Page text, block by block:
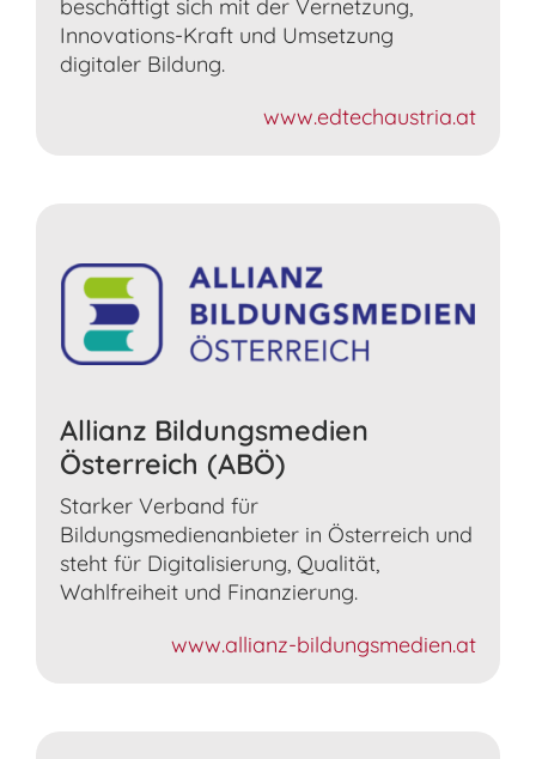
beschäftigt sich mit der Vernetzung,
Innovations-Kraft und Umsetzung
digitaler Bildung.
www.edtechaustria.at
Allianz Bildungsmedien
Österreich (ABÖ)
Starker Verband für
Bildungsmedienanbieter in Österreich und
steht für Digitalisierung, Qualität,
Wahlfreiheit und Finanzierung.
www.allianz-bildungsmedien.at